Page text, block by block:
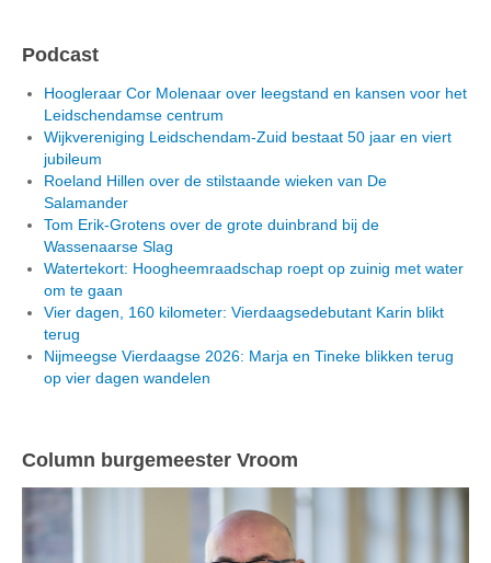
Podcast
Hoogleraar Cor Molenaar over leegstand en kansen voor het
Leidschendamse centrum
Wijkvereniging Leidschendam-Zuid bestaat 50 jaar en viert
jubileum
Roeland Hillen over de stilstaande wieken van De
Salamander
Tom Erik-Grotens over de grote duinbrand bij de
Wassenaarse Slag
Watertekort: Hoogheemraadschap roept op zuinig met water
om te gaan
Vier dagen, 160 kilometer: Vierdaagsedebutant Karin blikt
terug
Nijmeegse Vierdaagse 2026: Marja en Tineke blikken terug
op vier dagen wandelen
Column burgemeester Vroom